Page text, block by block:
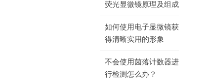
荧光显微镜原理及组成
如何使用电子显微镜获
得清晰实用的形象
不会使用菌落计数器进
行检测怎么办？